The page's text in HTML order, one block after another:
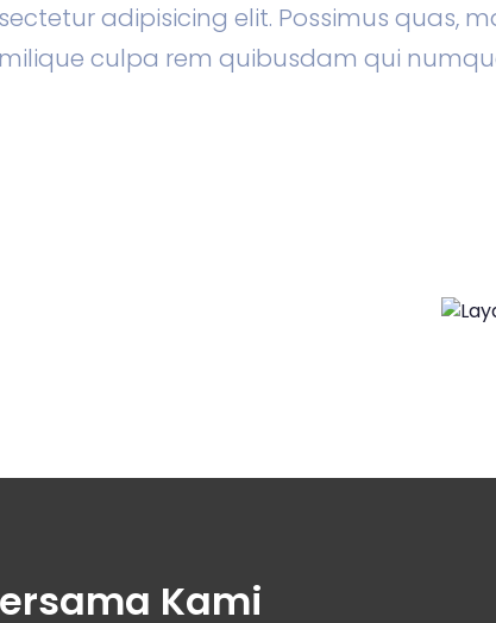
adipisicing elit. Possimus quas,
culpa rem quibusdam qui
Kami